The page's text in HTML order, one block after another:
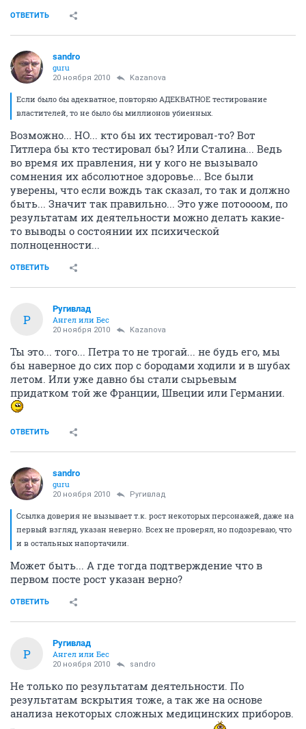
ОТВЕТИТЬ
sandro
guru
20 ноября 2010 Kazanova
Если было бы адекватное, повторяю АДЕКВАТНОЕ тестирование
властителей, то не было бы миллионов убиенных.
Возможно... НО... кто бы их тестировал-то? Вот
Гитлера бы кто тестировал бы? Или Сталина... Ведь
во время их правления, ни у кого не вызывало
сомнения их абсолютное здоровье... Все были
уверены, что если вождь так сказал, то так и должно
быть... Значит так правильно... Это уже потоооом, по
результатам их деятельности можно делать какие-
то выводы о состоянии их психической
полноценности...
ОТВЕТИТЬ
Р
Ругивлад
Ангел или Бес
20 ноября 2010 Kazanova
Ты это... того... Петра то не трогай... не будь его, мы
бы наверное до сих пор с бородами ходили и в шубах
летом. Или уже давно бы стали сырьевым
придатком той же Франции, Швеции или Германии.
ОТВЕТИТЬ
sandro
guru
20 ноября 2010 Ругивлад
Ссылка доверия не вызывает т.к. рост некоторых персонажей, даже на
первый взгляд, указан неверно. Всех не проверял, но подозреваю, что
и в остальных напортачили.
Может быть... А где тогда подтверждение что в
первом посте рост указан верно?
ОТВЕТИТЬ
Р
Ругивлад
Ангел или Бес
20 ноября 2010 sandro
Не только по результатам деятельности. По
результатам вскрытия тоже, а так же на основе
анализа некоторых сложных медицинских приборов.